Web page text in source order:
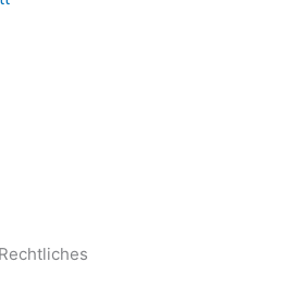
Rechtliches